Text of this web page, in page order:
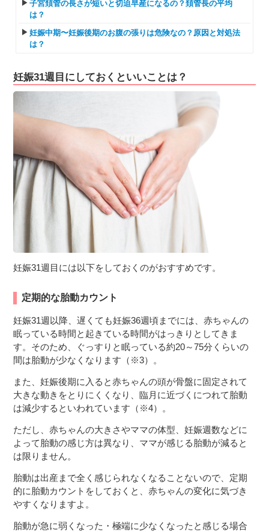
子宮頚管の長さが短いと切迫早産になるの？頚管長の平均
は？
妊娠中期〜妊娠後期のお腹の張りは危険なの？原因と対処法
は？
妊娠31週目にしておくといいことは？
妊娠31週目には以下をしておくのがおすすめです。
定期的な胎動カウント
妊娠31週以降、遅くても妊娠36週頃までには、赤ちゃんの
眠っている時間と起きている時間がはっきりとしてきま
す。そのため、ぐっすりと眠っている約20～75分くらいの
間は胎動が少なくなります（※3）。
また、妊娠後期に入ると赤ちゃんの頭が骨盤に固定されて
大きな動きをとりにくくなり、臨月に近づくにつれて胎動
は減少するといわれています（※4）。
ただし、赤ちゃんの大きさやママの体型、妊娠週数などに
よって胎動の感じ方は異なり、ママが感じる胎動が減ると
は限りません。
胎動は出産まで全く感じられなくなることないので、定期
的に胎動カウントをしておくと、赤ちゃんの変化に気づき
やすくなりますよ。
胎動が急に弱くなった・極端に少なくなったと感じる場合